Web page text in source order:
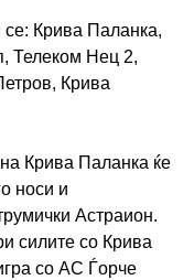
се: Крива Паланка,
Телеком Нец 2,
Крива
Крива Паланка ќе
носи и
Астраион.
силите со Крива
со АС Ѓорче